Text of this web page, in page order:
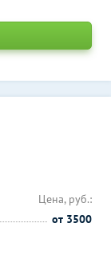
Цена, руб.:
от 3500